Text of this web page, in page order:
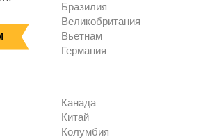
Бразилия
Великобритания
Вьетнам
Германия
Канада
Китай
Колумбия